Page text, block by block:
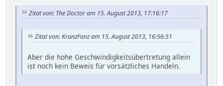
Zitat von: The Doctor am 15. August 2013, 17:16:17
Zitat von: KranzFonz am 15. August 2013, 16:56:51
Aber die hohe Geschwindigkeitsübertretung allein
ist noch kein Beweis für vorsätzliches Handeln.